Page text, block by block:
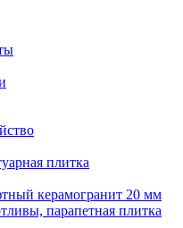
плитка
керамогранит 20 мм
парапетная плитка